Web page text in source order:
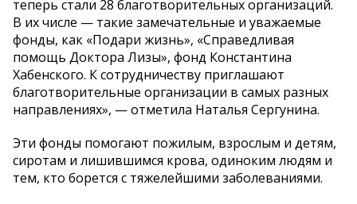
теперь стали 28 благотворительных организаций.
В их числе — такие замечательные и уважаемые
фонды, как «Подари жизнь», «Справедливая
помощь Доктора Лизы», фонд Константина
Хабенского. К сотрудничеству приглашают
благотворительные организации в самых разных
направлениях», — отметила Наталья Сергунина.
Эти фонды помогают пожилым, взрослым и детям,
сиротам и лишившимся крова, одиноким людям и
тем, кто борется с тяжелейшими заболеваниями.